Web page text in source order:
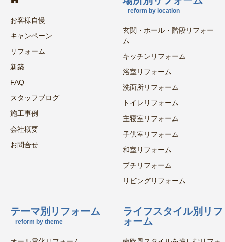
お客様自慢
キャンペーン
リフォーム
新築
FAQ
スタッフブログ
施工事例
会社概要
お問合せ
reform by location
玄関・ホール・階段リフォー
ム
キッチンリフォーム
浴室リフォーム
洗面所リフォーム
トイレリフォーム
主寝室リフォーム
子供室リフォーム
和室リフォーム
プチリフォーム
リビングリフォーム
テーマ別リフォーム
reform by theme
ライフスタイル別リフ
ォーム